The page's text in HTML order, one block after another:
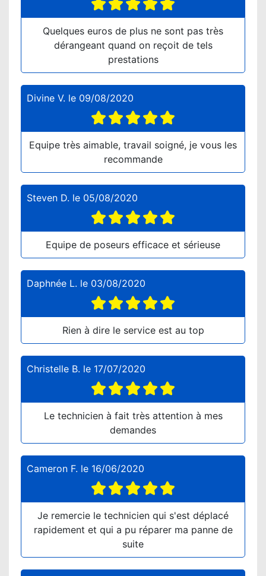
Quelques euros de plus ne sont pas très
dérangeant quand on reçoit de tels
prestations
Divine V. le 09/08/2020
Equipe très aimable, travail soigné, je vous les
recommande
Steven D. le 05/08/2020
Equipe de poseurs efficace et sérieuse
Daphnée L. le 03/08/2020
Rien à dire le service est au top
Christelle B. le 17/07/2020
Le technicien à fait très attention à mes
demandes
Cameron F. le 16/06/2020
Je remercie le technicien qui s'est déplacé
rapidement et qui a pu réparer ma panne de
suite